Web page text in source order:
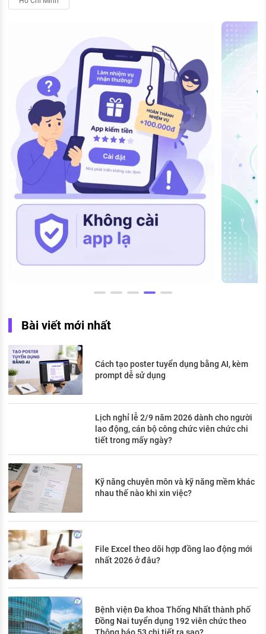
Bài viết mới nhất
Cách tạo poster tuyển dụng bằng AI, kèm
prompt dễ sử dụng
Lịch nghỉ lễ 2/9 năm 2026 dành cho người
lao động, cán bộ công chức viên chức chi
tiết trong mấy ngày?
Kỹ năng chuyên môn và kỹ năng mềm khác
nhau thế nào khi xin việc?
File Excel theo dõi hợp đồng lao động mới
nhất 2026 ở đâu?
Bệnh viện Đa khoa Thống Nhất thành phố
Đồng Nai tuyển dụng 192 viên chức theo